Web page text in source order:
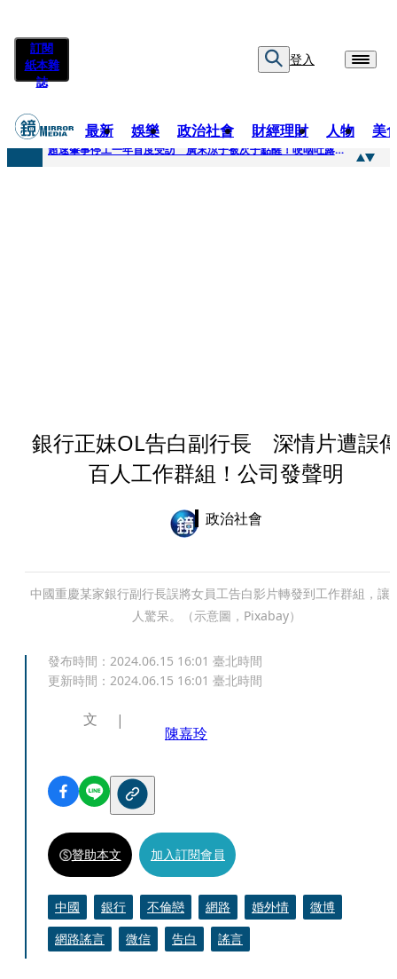
訂閱
紙本雜
誌
登入
最新 娛樂 政治社會 財經理財 人物 美
快訊
超速肇事停工一年首度受訪 廣末涼子被次子點醒！哽咽吐露：不再偽裝完美
銀行正妹OL告白副行長 深情片遭誤
百人工作群組！公司發聲明
政治社會
中國重慶某家銀行副行長誤將女員工告白影片轉發到工作群組，讓
人驚呆。（示意圖，Pixabay）
發布時間： 2024.06.15 16:01 臺北時間
更新時間： 2024.06.15 16:01 臺北時間
文
陳嘉玲
贊助本文 加入訂閱會員
中國 銀行 不倫戀 網路 婚外情
微博
網路謠言
微信 告白 謠言